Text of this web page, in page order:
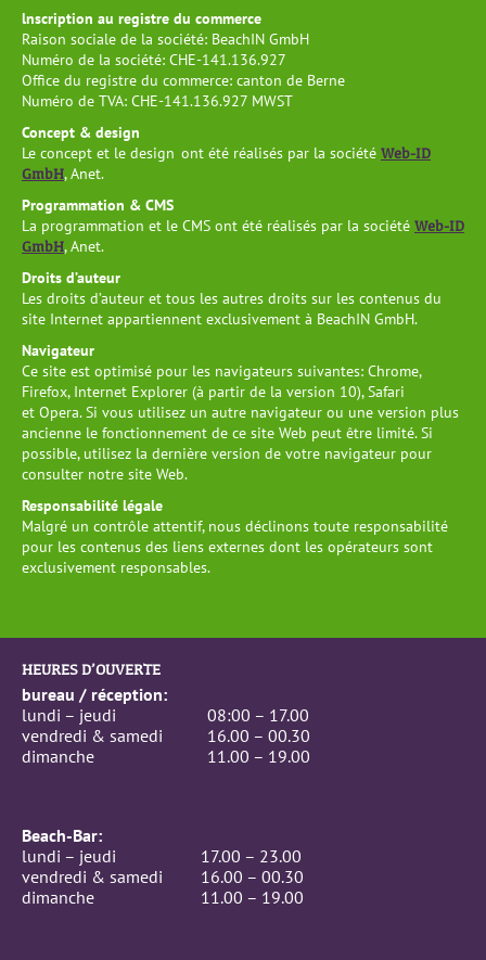
lnscription au registre du commerce
Raison sociale de la société: BeachIN GmbH
Numéro de la société: CHE-141.136.927
Office du registre du commerce: canton de Berne
Numéro de TVA: CHE-141.136.927 MWST
Concept & design
Le concept et le design ont été réalisés par la société Web-ID
GmbH, Anet.
Programmation & CMS
La programmation et le CMS ont été réalisés par la société Web-ID
GmbH, Anet.
Droits d’auteur
Les droits d’auteur et tous les autres droits sur les contenus du
site Internet appartiennent exclusivement à BeachIN GmbH.
Navigateur
Ce site est optimisé pour les navigateurs suivantes: Chrome,
Firefox, Internet Explorer (à partir de la version 10), Safari
et Opera. Si vous utilisez un autre navigateur ou une version plus
ancienne le fonctionnement de ce site Web peut être limité. Si
possible, utilisez la dernière version de votre navigateur pour
consulter notre site Web.
Responsabilité légale
Malgré un contrôle attentif, nous déclinons toute responsabilité
pour les contenus des liens externes dont les opérateurs sont
exclusivement responsables.
HEURES D’OUVERTE
bureau / réception:
lundi – jeudi
08:00 – 17.00
vendredi & samedi
16.00 – 00.30
dimanche
11.00 – 19.00
Beach-Bar:
lundi – jeudi
17.00 – 23.00
vendredi & samedi
16.00 – 00.30
dimanche
11.00 – 19.00